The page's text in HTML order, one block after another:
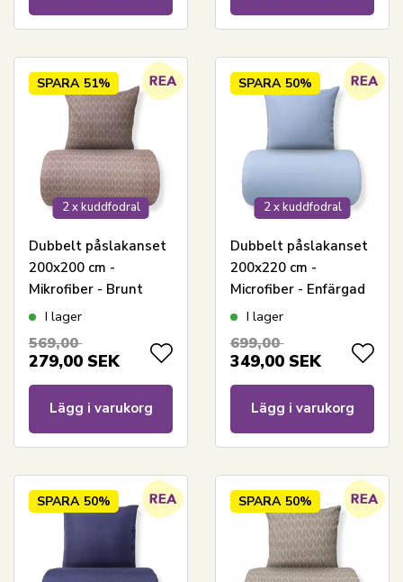
2 x kuddfodral
SPARA 51%
Dubbelt påslakanset
200x200 cm -
Mikrofiber - Brunt
mönster
I lager
569,00
279,00 SEK
Lägg i varukorg
2 x kuddfodral
SPARA 50%
Dubbelt påslakanset
200x220 cm -
Microfiber - Enfärgad
ljusblå
I lager
699,00
349,00 SEK
Lägg i varukorg
SPARA 50% SPARA 50%